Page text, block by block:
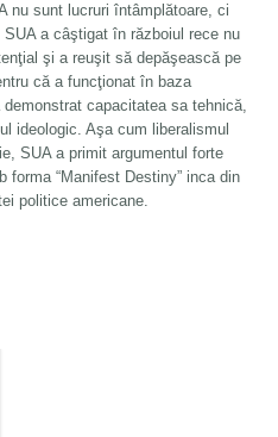
nu sunt lucruri întâmplătoare, ci
a câştigat în războiul rece nu
şi a reuşit să depăşească pe
că a funcţionat în baza
capacitatea sa tehnică,
ideologic. Aşa cum liberalismul
SUA a primit argumentul forte
forma “Manifest Destiny” inca din
politice americane.